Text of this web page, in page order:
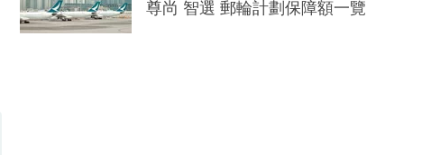
尊尚 智選 郵輪計劃保障額一覽